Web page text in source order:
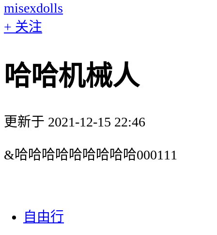
misexdolls
+ 关注
哈哈机械人
更新于 2021-12-15 22:46
&哈哈哈哈哈哈哈哈哈000111
自由行